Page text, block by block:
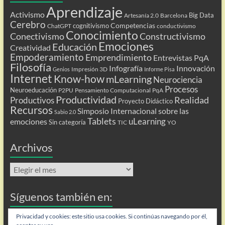
Activismo Aprendizaje Artesanía 2.0 Barcelona Big Data
Cerebro ChatGPT cognitivismo Competencias conductivismo
ConectivismoConocimientoConstructivismo
Creatividad Educación Emociones
Empoderamiento Emprendimiento Entrevistas PqA
Filosofía Genios Impresión 3D Infografía Informe Pisa Innovación
Internet Know-howmLearning Neurociencia
Neuroeducación P2PU Pensamiento Computacional PqA Procesos
Productivos Productividad Proyecto Didáctico Realidad
Recursos Sabio 2.0 Simposio Internacional sobre las
emociones Sin categoría Tablets TIC uLearning YO
Archivos
Archivos
Síguenos también en:
Flip
Privacidad y cookies: este sitio usa cookies. Si continúas navegando por él,